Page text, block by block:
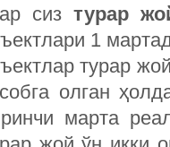
сиз турар
1
турар
олган
марта